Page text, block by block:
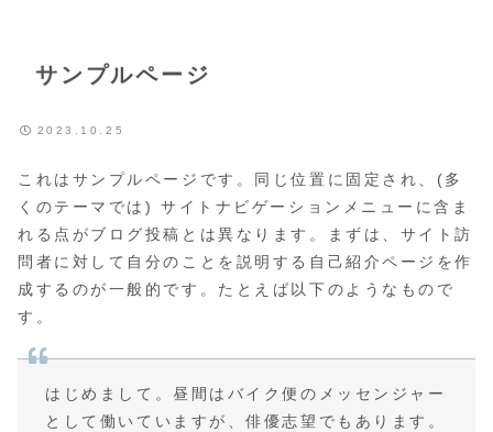
サンプルページ
2023.10.25
これはサンプルページです。同じ位置に固定され、(多
くのテーマでは) サイトナビゲーションメニューに含ま
れる点がブログ投稿とは異なります。まずは、サイト訪
問者に対して自分のことを説明する自己紹介ページを作
成するのが一般的です。たとえば以下のようなもので
す。
はじめまして。昼間はバイク便のメッセンジャー
として働いていますが、俳優志望でもあります。